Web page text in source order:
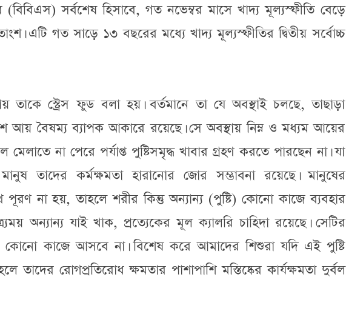
(বিবিএস) সর্বশেষ হিসাবে, গত নভেম্বর মাসে খাদ্য মূল্যস্ফীতি বেড়ে
এটি গত সাড়ে ১৩ বছরের মধ্যে খাদ্য মূল্যস্ফীতির দ্বিতীয় সর্বোচ্চ
তাকে স্ট্রেস ফুড বলা হয়। বর্তমানে তা যে অবস্থাই চলছে, তাছাড়া
আয় বৈষম্য ব্যাপক আকারে রয়েছে। সে অবস্থায় নিম্ন ও মধ্যম আয়ের
মেলাতে না পেরে পর্যাপ্ত পুষ্টিসমৃদ্ধ খাবার গ্রহণ করতে পারছেন না। যা
তাদের কর্মক্ষমতা হারানোর জোর সম্ভাবনা রয়েছে। মানুষের
পূরণ না হয়, তাহলে শরীর কিন্তু অন্যান্য (পুষ্টি) কোনো কাজে ব্যবহার
অন্যান্য যাই খাক, প্রত্যেকের মূল ক্যালরি চাহিদা রয়েছে। সেটির
কোনো কাজে আসবে না। বিশেষ করে আমাদের শিশুরা যদি এই পুষ্টি
তাদের রোগপ্রতিরোধ ক্ষমতার পাশাপাশি মস্তিষ্কের কার্যক্ষমতা দুর্বল